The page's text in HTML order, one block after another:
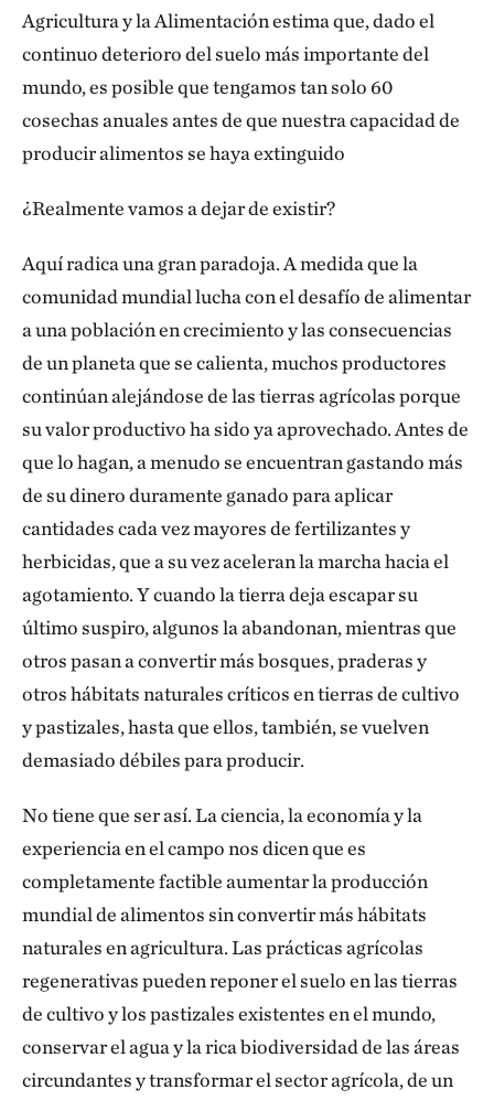
Agricultura y la Alimentación estima que, dado el
continuo deterioro del suelo más importante del
mundo, es posible que tengamos tan solo 60
cosechas anuales antes de que nuestra capacidad de
producir alimentos se haya extinguido
¿Realmente vamos a dejar de existir?
Aquí radica una gran paradoja. A medida que la
comunidad mundial lucha con el desafío de alimentar
a una población en crecimiento y las consecuencias
de un planeta que se calienta, muchos productores
continúan alejándose de las tierras agrícolas porque
su valor productivo ha sido ya aprovechado. Antes de
que lo hagan, a menudo se encuentran gastando más
de su dinero duramente ganado para aplicar
cantidades cada vez mayores de fertilizantes y
herbicidas, que a su vez aceleran la marcha hacia el
agotamiento. Y cuando la tierra deja escapar su
último suspiro, algunos la abandonan, mientras que
otros pasan a convertir más bosques, praderas y
otros hábitats naturales críticos en tierras de cultivo
y pastizales, hasta que ellos, también, se vuelven
demasiado débiles para producir.
No tiene que ser así. La ciencia, la economía y la
experiencia en el campo nos dicen que es
completamente factible aumentar la producción
mundial de alimentos sin convertir más hábitats
naturales en agricultura. Las prácticas agrícolas
regenerativas pueden reponer el suelo en las tierras
de cultivo y los pastizales existentes en el mundo,
conservar el agua y la rica biodiversidad de las áreas
circundantes y transformar el sector agrícola, de un